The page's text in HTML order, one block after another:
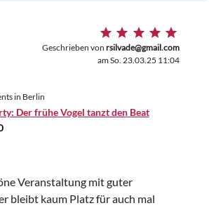
Geschrieben von rsilvade@gmail.com
am So. 23.03.25 11:04
in Berlin
Der frühe Vogel tanzt den Beat
Veranstaltung mit guter
bleibt kaum Platz für auch mal